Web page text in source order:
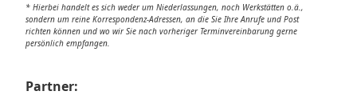
* Hierbei handelt es sich weder um Niederlassungen, noch Werkstätten o.ä.,
sondern um reine Korrespondenz-Adressen, an die Sie Ihre Anrufe und Post
richten können und wo wir Sie nach vorheriger Terminvereinbarung gerne
persönlich empfangen.
Partner: